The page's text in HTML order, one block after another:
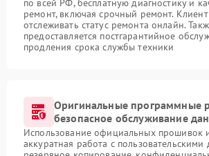
по всей РФ, бесплатную диагностику и
ремонт, включая срочный ремонт.
отслеживать статус ремонта онлайн.
предоставляется постгарантийное
продления срока службы техники
Оригинальные программные
безопасное обслуживание
Использование официальных прошивок
аккуратная работа с